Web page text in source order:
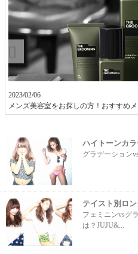
おすすめアイテム (2記事)
トリートメント (1記事)
シャンプー (1記事)
2023/02/06
メンズ美容室をお探しの方！おすすめ
ハイトーンカ
グラデーション
テイスト別ロ
フェミニンvsグ
は？JUJU&...